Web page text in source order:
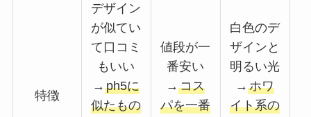
特徴
デザイン
が似てい
て口コミ
もいい
→ph5に
似たもの
値段が一
番安い
→コス
パを一番
白色のデ
ザインと
明るい光
→ホワ
イト系の